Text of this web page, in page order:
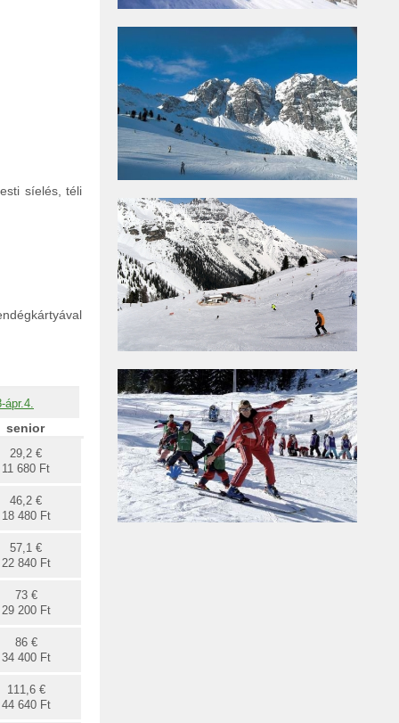
síelés, téli
ápr.4.
senior
29,2 €
11 680 Ft
46,2 €
18 480 Ft
57,1 €
22 840 Ft
73 €
29 200 Ft
86 €
34 400 Ft
111,6 €
44 640 Ft